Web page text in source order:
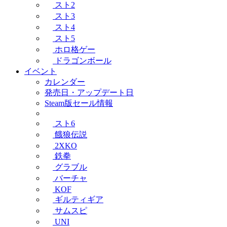
スト2
スト3
スト4
スト5
ホロ格ゲー
ドラゴンボール
イベント
カレンダー
発売日・アップデート日
Steam版セール情報
スト6
餓狼伝説
2XKO
鉄拳
グラブル
バーチャ
KOF
ギルティギア
サムスピ
UNI